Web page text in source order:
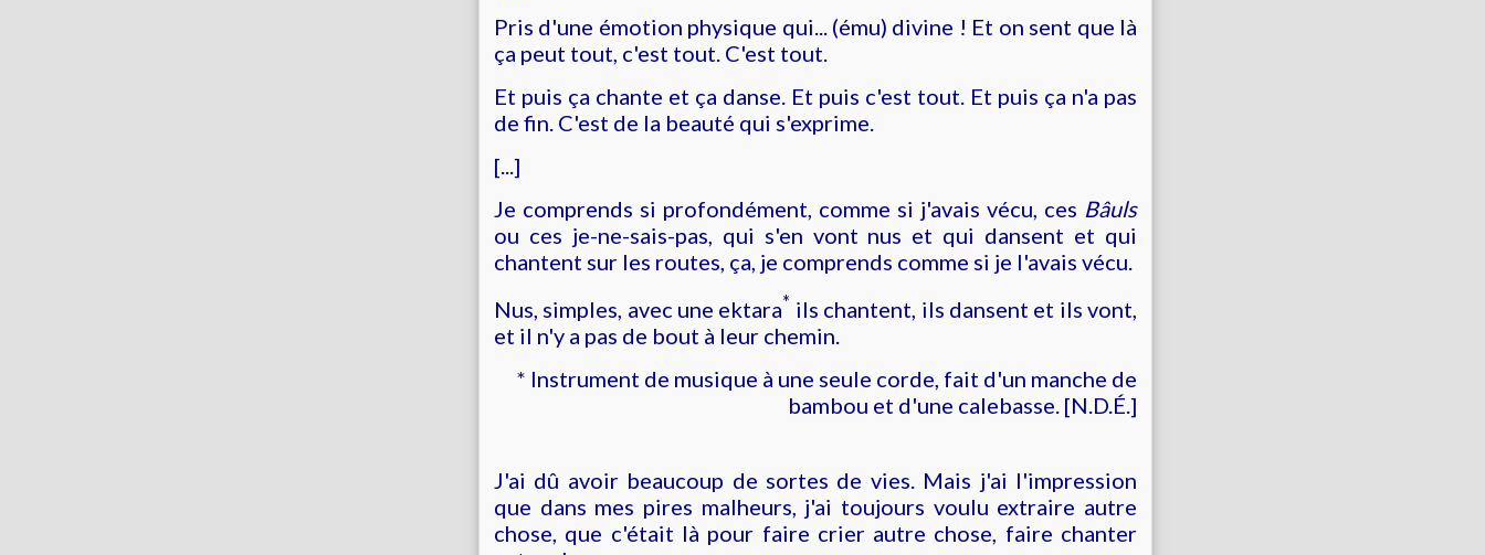
Pris d'une émotion physique qui... (ému) divine ! Et on sent que là
ça peut tout, c'est tout. C'est tout.
Et puis ça chante et ça danse. Et puis c'est tout. Et puis ça n'a pas
de fin. C'est de la beauté qui s'exprime.
[...]
Je comprends si profondément, comme si j'avais vécu, ces Bâuls
ou ces je-ne-sais-pas, qui s'en vont nus et qui dansent et qui
chantent sur les routes, ça, je comprends comme si je l'avais vécu.
Nus, simples, avec une ektara* ils chantent, ils dansent et ils vont,
et il n'y a pas de bout à leur chemin.
* Instrument de musique à une seule corde, fait d'un manche de
bambou et d'une calebasse. [N.D.É.]
J'ai dû avoir beaucoup de sortes de vies. Mais j'ai l'impression
que dans mes pires malheurs, j'ai toujours voulu extraire autre
chose, que c'était là pour faire crier autre chose, faire chanter